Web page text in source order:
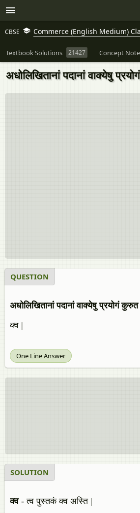
CBSE Commerce (English Medium)
Textbook Solutions 21427 Concept
अधोलिखितानां पदानां वाक्येषु
QUESTION
अधोलिखितानां पदानां वाक्येषु प्रयोगं
क्व |
One Line Answer
SOLUTION
क्व - त्व पुस्तकं क्व अस्ति |